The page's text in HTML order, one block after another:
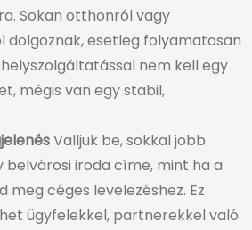
Sokan otthonról vagy
dolgoznak, esetleg folyamatosan
nem kell egy
mégis van egy stabil,
Valljuk be, sokkal jobb
iroda címe, mint ha a
céges levelezéshez. Ez
ügyfelekkel, partnerekkel való